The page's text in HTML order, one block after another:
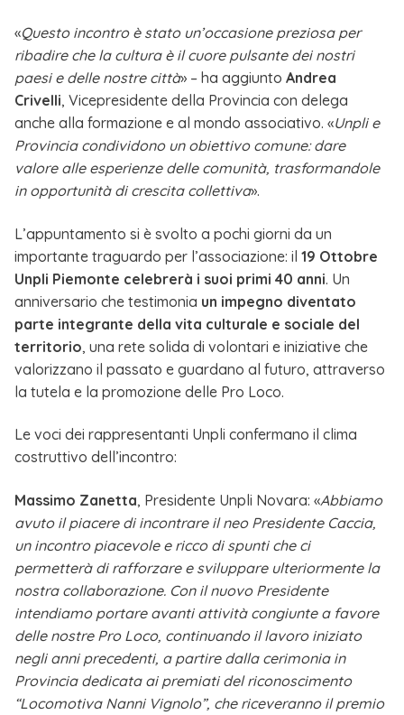
«Questo incontro è stato un’occasione preziosa per
ribadire che la cultura è il cuore pulsante dei nostri
paesi e delle nostre città» – ha aggiunto Andrea
Crivelli, Vicepresidente della Provincia con delega
anche alla formazione e al mondo associativo. «Unpli e
Provincia condividono un obiettivo comune: dare
valore alle esperienze delle comunità, trasformandole
in opportunità di crescita collettiva».
L’appuntamento si è svolto a pochi giorni da un
importante traguardo per l’associazione: il 19 Ottobre
Unpli Piemonte celebrerà i suoi primi 40 anni. Un
anniversario che testimonia un impegno diventato
parte integrante della vita culturale e sociale del
territorio, una rete solida di volontari e iniziative che
valorizzano il passato e guardano al futuro, attraverso
la tutela e la promozione delle Pro Loco.
Le voci dei rappresentanti Unpli confermano il clima
costruttivo dell’incontro:
Massimo Zanetta, Presidente Unpli Novara: «Abbiamo
avuto il piacere di incontrare il neo Presidente Caccia,
un incontro piacevole e ricco di spunti che ci
permetterà di rafforzare e sviluppare ulteriormente la
nostra collaborazione. Con il nuovo Presidente
intendiamo portare avanti attività congiunte a favore
delle nostre Pro Loco, continuando il lavoro iniziato
negli anni precedenti, a partire dalla cerimonia in
Provincia dedicata ai premiati del riconoscimento
“Locomotiva Nanni Vignolo”, che riceveranno il premio